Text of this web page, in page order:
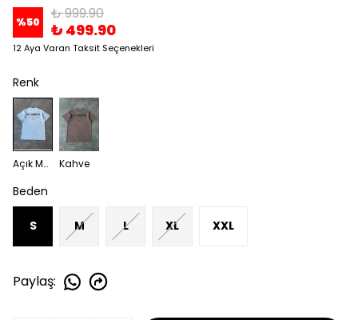
%50 ₺ 999.90
₺ 499.90
12 Aya Varan Taksit Seçenekleri
Renk
Açık Mavi Kahve
Beden
S M L XL XXL
Paylaş: